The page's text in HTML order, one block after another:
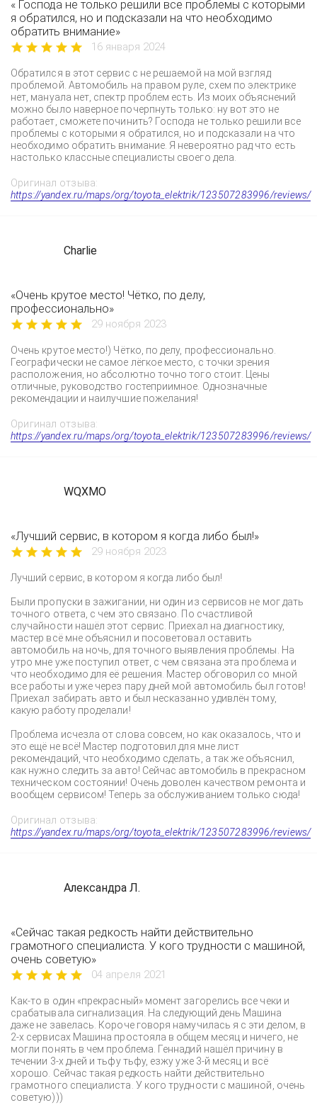
« Господа не только решили все проблемы с которыми
я обратился, но и подсказали на что необходимо
обратить внимание»
16 января 2024
Обратился в этот сервис с не решаемой на мой взгляд
проблемой. Автомобиль на правом руле, схем по электрике
нет, мануала нет, спектр проблем есть. Из моих объяснений
можно было наверное почерпнуть только: ну вот это не
работает, сможете починить? Господа не только решили все
проблемы с которыми я обратился, но и подсказали на что
необходимо обратить внимание. Я невероятно рад что есть
настолько классные специалисты своего дела.
Оригинал отзыва:
https://yandex.ru/maps/org/toyota_elektrik/123507283996/reviews/
Charlie
«Очень крутое место! Чётко, по делу,
профессионально»
29 ноября 2023
Очень крутое место!) Чётко, по делу, профессионально.
Географически не самое лёгкое место, с точки зрения
расположения, но абсолютно точно того стоит. Цены
отличные, руководство гостеприимное. Однозначные
рекомендации и наилучшие пожелания!
Оригинал отзыва:
https://yandex.ru/maps/org/toyota_elektrik/123507283996/reviews/
WQXMO
«Лучший сервис, в котором я когда либо был!»
29 ноября 2023
Лучший сервис, в котором я когда либо был!
Были пропуски в зажигании, ни один из сервисов не мог дать
точного ответа, с чем это связано. По счастливой
случайности нашёл этот сервис. Приехал на диагностику,
мастер всё мне объяснил и посоветовал оставить
автомобиль на ночь, для точного выявления проблемы. На
утро мне уже поступил ответ, с чем связана эта проблема и
что необходимо для её решения. Мастер обговорил со мной
все работы и уже через пару дней мой автомобиль был готов!
Приехал забирать авто и был несказанно удивлён тому,
какую работу проделали!
Проблема исчезла от слова совсем, но как оказалось, что и
это ещё не всё! Мастер подготовил для мне лист
рекомендаций, что необходимо сделать, а так же объяснил,
как нужно следить за авто! Сейчас автомобиль в прекрасном
техническом состоянии! Очень доволен качеством ремонта и
вообщем сервисом! Теперь за обслуживанием только сюда!
Оригинал отзыва:
https://yandex.ru/maps/org/toyota_elektrik/123507283996/reviews/
Александра Л.
«Сейчас такая редкость найти действительно
грамотного специалиста. У кого трудности с машиной,
очень советую»
04 апреля 2021
Как-то в один «прекрасный» момент загорелись все чеки и
срабатывала сигнализация. На следующий день Машина
даже не завелась. Короче говоря намучилась я с эти делом, в
2-х сервисах Машина простояла в общем месяц и ничего, не
могли понять в чем проблема. Геннадий нашёл причину в
течении 3-х дней и тьфу тьфу, езжу уже 3-й месяц и всё
хорошо. Сейчас такая редкость найти действительно
грамотного специалиста. У кого трудности с машиной, очень
советую)))